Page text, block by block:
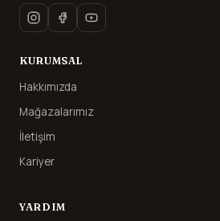
KURUMSAL
Hakkımızda
Mağazalarımız
İletişim
Kariyer
YARDIM